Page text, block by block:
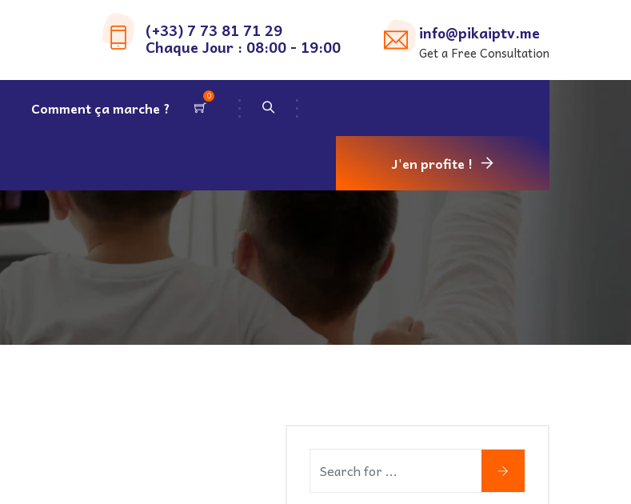
(+33) 7 73 81 71 29
Chaque Jour : 08:00 - 19:00
info@pikaiptv.me
Get a Free Consultation
Comment ça marche ?
0
J'en profite !